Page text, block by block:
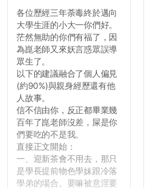
各位歷經三年荼毒終於邁向
大學生涯的小大一你們好。
茫然無助的你們有福了，因
為崑老師又來妖言惑眾誤導
眾生了。
以下的建議融合了個人偏見
(約90%)與親身經歷還有他
人故事。
信不信由你，反正都畢業幾
百年了崑老師沒差，屎是你
們要吃的不是我。
直接正文開始：
一、迎新茶會不用去，那只
是學長提前物色學妹跟冷落
學弟的場合。要嘛被意淫要